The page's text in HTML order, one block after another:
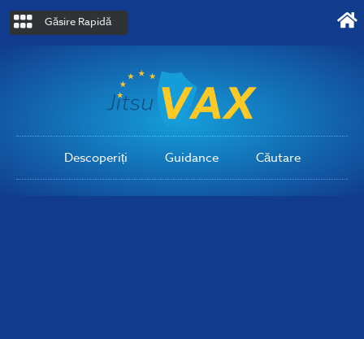
Găsire Rapidă
Descoperiți Guidance Căutare